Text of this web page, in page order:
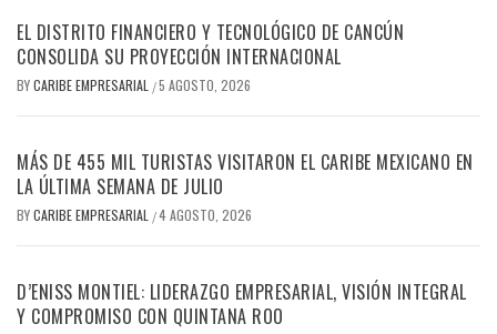
EL DISTRITO FINANCIERO Y TECNOLÓGICO DE CANCÚN
CONSOLIDA SU PROYECCIÓN INTERNACIONAL
BYCARIBE EMPRESARIAL /5 AGOSTO, 2026
MÁS DE 455 MIL TURISTAS VISITARON EL CARIBE MEXICANO EN
LA ÚLTIMA SEMANA DE JULIO
BYCARIBE EMPRESARIAL /4 AGOSTO, 2026
D’ENISS MONTIEL: LIDERAZGO EMPRESARIAL, VISIÓN INTEGRAL
Y COMPROMISO CON QUINTANA ROO